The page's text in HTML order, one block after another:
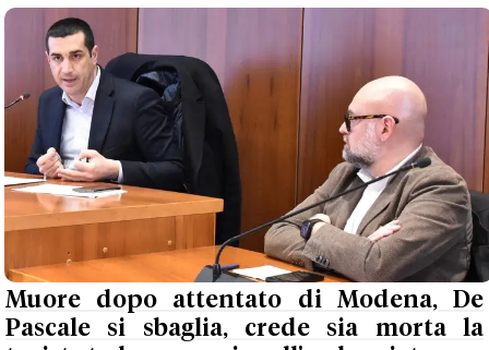
Muore dopo attentato di Modena, De
Pascale si sbaglia, crede sia morta la